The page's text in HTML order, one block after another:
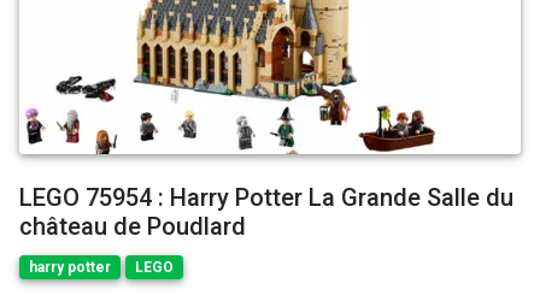
LEGO 75954 : Harry Potter La Grande Salle du
château de Poudlard
harry potter LEGO